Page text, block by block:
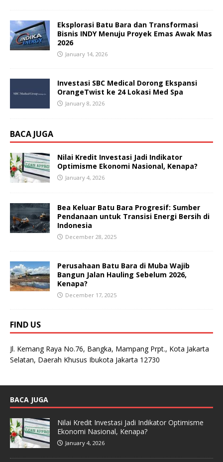
Eksplorasi Batu Bara dan Transformasi
Bisnis INDY Menuju Proyek Emas Awak Mas
2026
January 14, 2026
Investasi SBC Medical Dorong Ekspansi
OrangeTwist ke 24 Lokasi Med Spa
January 8, 2026
BACA JUGA
Nilai Kredit Investasi Jadi Indikator
Optimisme Ekonomi Nasional, Kenapa?
January 4, 2026
Bea Keluar Batu Bara Progresif: Sumber
Pendanaan untuk Transisi Energi Bersih di
Indonesia
December 28, 2025
Perusahaan Batu Bara di Muba Wajib
Bangun Jalan Hauling Sebelum 2026,
Kenapa?
December 17, 2025
FIND US
Jl. Kemang Raya No.76, Bangka, Mampang Prpt., Kota Jakarta
Selatan, Daerah Khusus Ibukota Jakarta 12730
BACA JUGA
Nilai Kredit Investasi Jadi Indikator Optimisme
Ekonomi Nasional, Kenapa?
January 4, 2026